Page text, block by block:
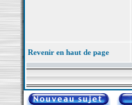
Revenir en haut de page